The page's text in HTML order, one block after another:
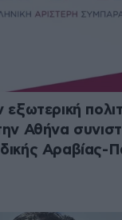
Αθήνα
Αραβίας-